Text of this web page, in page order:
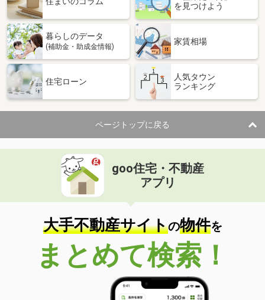
茨城県土浦市川口１丁目
物件種別 貸店舗・事務所
使用面積
25.65m²
茨城県古河市東１丁目
12.10万円
住 所
茨城県古河市東１丁目
物件種別 貸店舗（建物一部）
使用面積 30.79m²
茨城県土浦市桜町３丁目
価 格
21.23万円
住 所
茨城県土浦市桜町３丁目
物件種別 貸店舗・事務所
使用面積
106.35m²
茨城県つくば市高見原２丁目
価 格
32万円
茨城県つくば市高見原２丁目
貸店舗
を見つけよう
暮らしのデータ
(補助金・助成金情報)
家賃相場
住宅ローン
人気タウン
ランキング
ページトップに戻る
goo住宅・不動産
アプリ
大手不動産サイトの物件を
まとめて検索！